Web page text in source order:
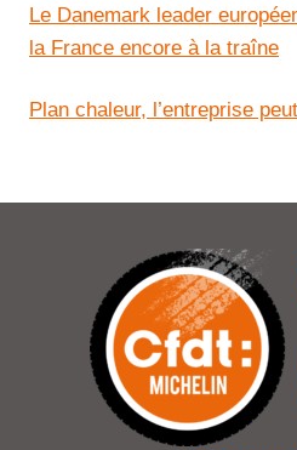
Le Danemark leader
la France encore à la traîne
Plan chaleur, l’entreprise